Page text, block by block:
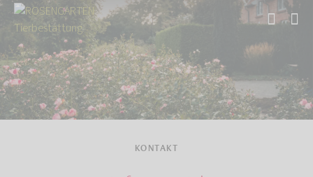
Start Kontakt
KONTAKT